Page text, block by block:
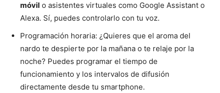
móvil o asistentes virtuales como Google Assistant o
Alexa. Sí, puedes controlarlo con tu voz.
Programación horaria: ¿Quieres que el aroma del
nardo te despierte por la mañana o te relaje por la
noche? Puedes programar el tiempo de
funcionamiento y los intervalos de difusión
directamente desde tu smartphone.